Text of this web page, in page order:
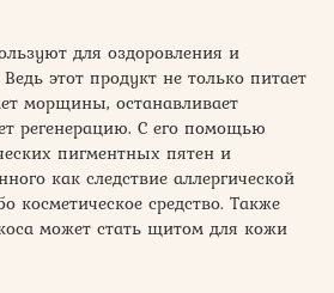
для оздоровления и
этот продукт не только питает
морщины, останавливает
регенерацию. С его помощью
пигментных пятен и
как следствие аллергической
косметическое средство. Также
может стать щитом для кожи